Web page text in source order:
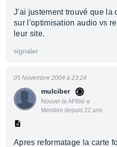
J'ai justement trouvé que la
sur l'optimisation audio vs
leur site.
signaler
mulciber
Nouvel·le AFfilié·e
Membre depuis 22 ans
05 Novembre 2004 à 23:24
Apres reformatage la carte